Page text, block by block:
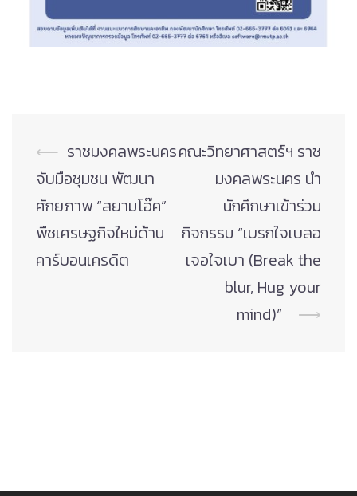
Post
navigation
⟵ ราชมงคลพระนคร
จับมือชุมชน พัฒนา
ศักยภาพ “สยามโอ๊ค”
พืชเศรษฐกิจใหม่ด้าน
คาร์บอนเครดิต
คณะวิทยาศาสตร์ฯ ราช
มงคลพระนคร นำ
นักศึกษาเข้าร่วม
กิจกรรม “เบรกใจเบลอ
เจอใจเบา (Break the
blur, Hug your
mind)”
⟶